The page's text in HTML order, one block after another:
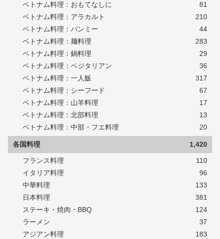
ベトナム料理：おもてなしに
81
ベトナム料理：アラカルト
210
ベトナム料理：バンミー
44
ベトナム料理：麺料理
283
ベトナム料理：鍋料理
29
ベトナム料理：ベジタリアン
36
ベトナム料理：一人飯
317
ベトナム料理：シーフード
67
ベトナム料理：山羊料理
17
ベトナム料理：北部料理
13
ベトナム料理：中部・フエ料理
20
各国料理 1,420
フランス料理
110
イタリア料理
96
中華料理
133
日本料理
381
ステーキ・焼肉・BBQ
124
ラーメン
37
アジアン料理
183